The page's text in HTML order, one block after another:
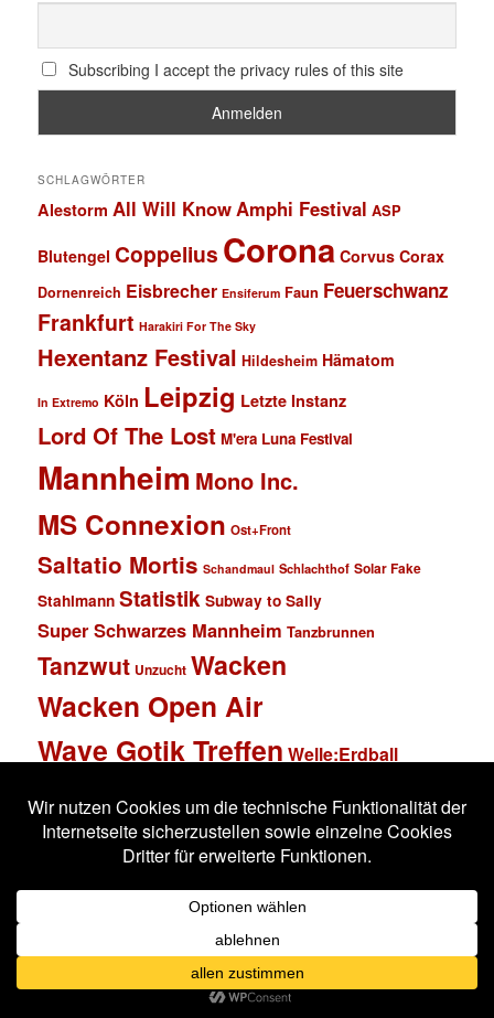
Subscribing I accept the privacy rules of this site
SCHLAGWÖRTER
Alestorm All Will Know Amphi Festival ASP
Blutengel Coppelius Corona Corvus Corax
Dornenreich Eisbrecher Ensiferum Faun Feuerschwanz
Frankfurt Harakiri For The Sky
Hexentanz Festival Hildesheim Hämatom
In Extremo Köln Leipzig Letzte Instanz
Lord Of The Lost M'era Luna Festival
Mannheim Mono Inc.
MS Connexion Ost+Front
Saltatio Mortis Schandmaul Schlachthof Solar Fake
Stahlmann Statistik Subway to Sally
Super Schwarzes Mannheim Tanzbrunnen
Tanzwut Unzucht Wacken
Wacken Open Air
Wave Gotik Treffen Welle:Erdball
Datenschutzerklärung Stolz präsentiert von WordPress